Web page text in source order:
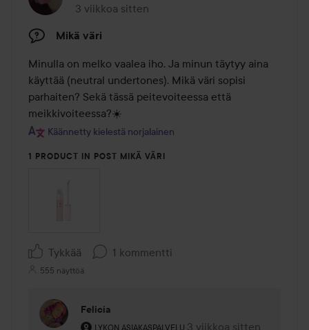
3 viikkoa sitten
Viesti luotiin 3 viikkoa sitten
Mikä väri
Minulla on melko vaalea iho. Ja minun täytyy aina
käyttää (neutral undertones). Mikä väri sopisi
parhaiten? Sekä tässä peitevoiteessa että
meikkivoiteessa?☀️
Käännetty kielestä norjalainen
1 PRODUCT IN POST MIKÄ VÄRI
Tykkää 1 kommentti
555 näyttöä
Felicia
LYKON ASIAKASPALVELU
Käyttäjän rooli: Lykon asiakaspalvelu .
3 viikkoa sitten
Kommentti lisättiin 3